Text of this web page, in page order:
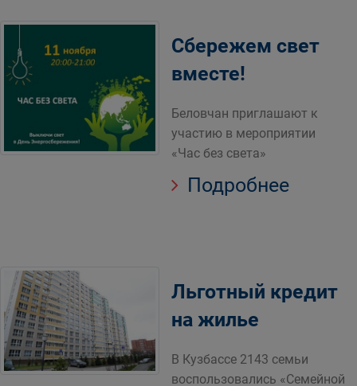
Сбережем свет
вместе!
Беловчан приглашают к
участию в мероприятии
«Час без света»
Подробнее
Льготный кредит
на жилье
В Кузбассе 2143 семьи
воспользовались «Семейной